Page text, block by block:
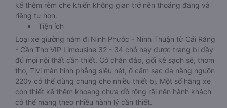
kế thêm rèm che khiến không gian trở nên thoáng đãng và
riêng tư hơn.
Tiện ích
Loại xe giường nằm đi Ninh Phước - Ninh Thuận từ Cái Răng
- Cần Thơ VIP Limousine 32 - 34 chỗ này được trang bị đầy
đủ mọi nội thất cần thiết. Có chăn đắp, gối kê sạch sẽ, thơm
tho, Tivi màn hình phẳng siêu nét, ổ cắm sạc đa năng nguồn
220v có thể dùng chung cho nhiều thiết bị. Một số hãng xe
còn thiết kế thêm khoang chứa đồ rộng rãi nên hành khách
có thể mang theo nhiều hành lý cần thiết.